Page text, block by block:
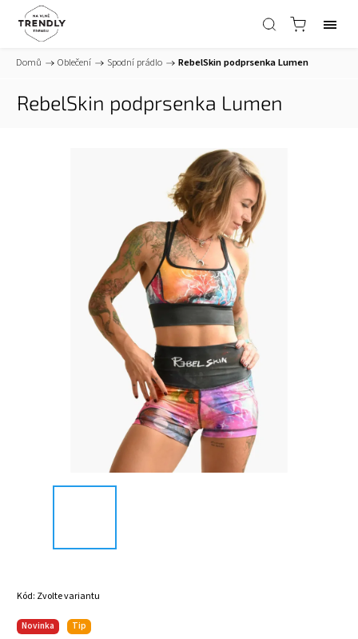
Domů / Oblečení / Spodní prádlo / RebelSkin podprsenka Lumen
RebelSkin podprsenka Lumen
Kód: Zvolte variantu
Novinka Tip